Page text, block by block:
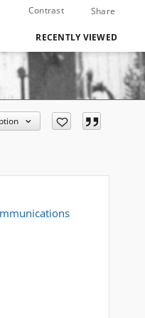
Contrast Share
RECENTLY VIEWED